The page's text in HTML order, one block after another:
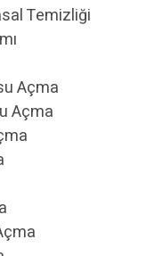
Temizliği
Açma
Açma